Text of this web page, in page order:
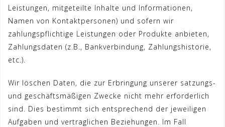
Leistungen, mitgeteilte Inhalte und Informationen,
Namen von Kontaktpersonen) und sofern wir
zahlungspflichtige Leistungen oder Produkte anbieten,
Zahlungsdaten (z.B., Bankverbindung, Zahlungshistorie,
etc.).
Wir löschen Daten, die zur Erbringung unserer satzungs-
und geschäftsmäßigen Zwecke nicht mehr erforderlich
sind. Dies bestimmt sich entsprechend der jeweiligen
Aufgaben und vertraglichen Beziehungen. Im Fall